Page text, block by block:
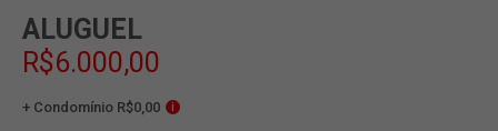
ALUGUEL
R$6.000,00
+ Condomínio R$0,00 i